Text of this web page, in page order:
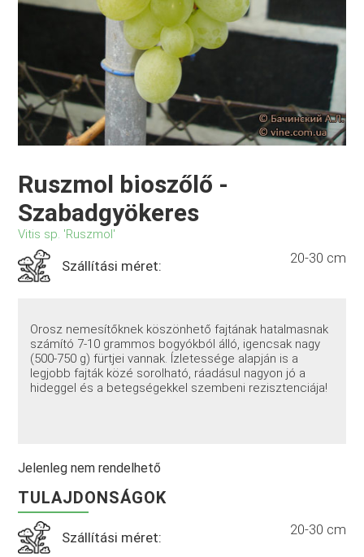
Ruszmol bioszőlő -
Szabadgyökeres
Vitis sp. 'Ruszmol'
Szállítási méret: 20-30 cm
Orosz nemesítőknek köszönhető fajtának hatalmasnak
számító 7-10 grammos bogyókból álló, igencsak nagy
(500-750 g) fürtjei vannak. Ízletessége alapján is a
legjobb fajták közé sorolható, ráadásul nagyon jó a
hideggel és a betegségekkel szembeni rezisztenciája!
Jelenleg nem rendelhető
TULAJDONSÁGOK
Szállítási méret: 20-30 cm